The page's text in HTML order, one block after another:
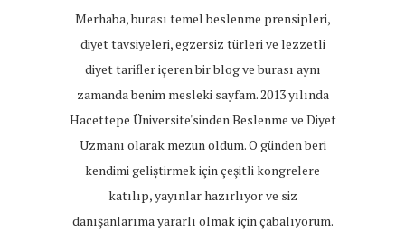
Merhaba, burası temel beslenme prensipleri,
diyet tavsiyeleri, egzersiz türleri ve lezzetli
diyet tarifler içeren bir blog ve burası aynı
zamanda benim mesleki sayfam. 2013 yılında
Hacettepe Üniversite'sinden Beslenme ve Diyet
Uzmanı olarak mezun oldum. O günden beri
kendimi geliştirmek için çeşitli kongrelere
katılıp, yayınlar hazırlıyor ve siz
danışanlarıma yararlı olmak için çabalıyorum.